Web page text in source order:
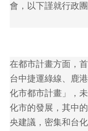
會，以下謹就行政
在都市計畫方面，
台中捷運綠線、鹿
化市都市計畫」，
化市的發展，其中
央建議，密集和台